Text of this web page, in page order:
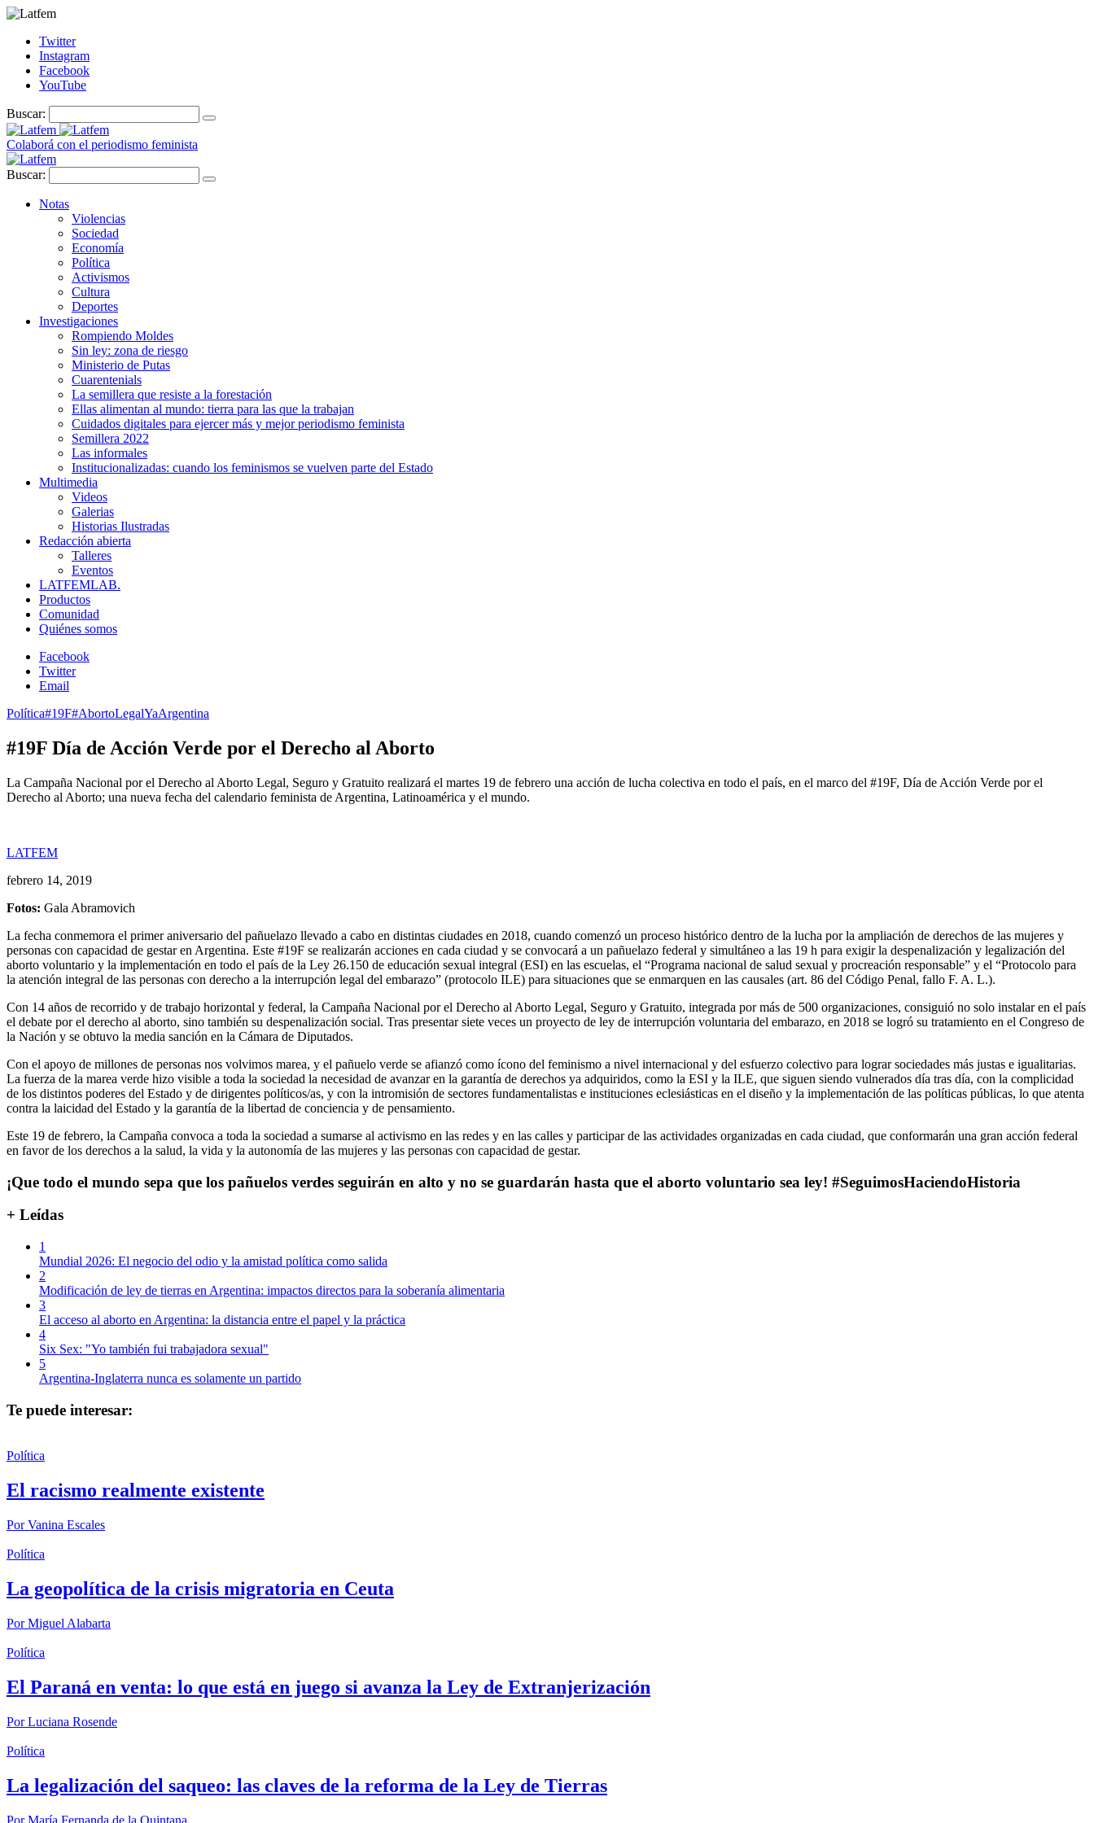
Twitter
Instagram
Facebook
YouTube
Buscar:
Colaborá con el periodismo feminista
Buscar:
Notas
Violencias
Sociedad
Economía
Política
Activismos
Cultura
Deportes
Investigaciones
Rompiendo Moldes
Sin ley: zona de riesgo
Ministerio de Putas
Cuarentenials
La semillera que resiste a la forestación
Ellas alimentan al mundo: tierra para las que la trabajan
Cuidados digitales para ejercer más y mejor periodismo feminista
Semillera 2022
Las informales
Institucionalizadas: cuando los feminismos se vuelven parte del Estado
Multimedia
Videos
Galerias
Historias Ilustradas
Redacción abierta
Talleres
Eventos
LATFEMLAB.
Productos
Comunidad
Quiénes somos
Facebook
Twitter
Email
Política#19F#AbortoLegalYaArgentina
#19F Día de Acción Verde por el Derecho al Aborto
La Campaña Nacional por el Derecho al Aborto Legal, Seguro y Gratuito realizará el martes 19 de febrero una acción de lucha colectiva en todo el país, en el marco del #19F, Día de Acción Verde por el
Derecho al Aborto; una nueva fecha del calendario feminista de Argentina, Latinoamérica y el mundo.
LATFEM
febrero 14, 2019
Fotos: Gala Abramovich
La fecha conmemora el primer aniversario del pañuelazo llevado a cabo en distintas ciudades en 2018, cuando comenzó un proceso histórico dentro de la lucha por la ampliación de derechos de las mujeres y
personas con capacidad de gestar en Argentina. Este #19F se realizarán acciones en cada ciudad y se convocará a un pañuelazo federal y simultáneo a las 19 h para exigir la despenalización y legalización del
aborto voluntario y la implementación en todo el país de la Ley 26.150 de educación sexual integral (ESI) en las escuelas, el “Programa nacional de salud sexual y procreación responsable” y el “Protocolo para
la atención integral de las personas con derecho a la interrupción legal del embarazo” (protocolo ILE) para situaciones que se enmarquen en las causales (art. 86 del Código Penal, fallo F. A. L.).
Con 14 años de recorrido y de trabajo horizontal y federal, la Campaña Nacional por el Derecho al Aborto Legal, Seguro y Gratuito, integrada por más de 500 organizaciones, consiguió no solo instalar en el país
el debate por el derecho al aborto, sino también su despenalización social. Tras presentar siete veces un proyecto de ley de interrupción voluntaria del embarazo, en 2018 se logró su tratamiento en el Congreso de
la Nación y se obtuvo la media sanción en la Cámara de Diputados.
Con el apoyo de millones de personas nos volvimos marea, y el pañuelo verde se afianzó como ícono del feminismo a nivel internacional y del esfuerzo colectivo para lograr sociedades más justas e igualitarias.
La fuerza de la marea verde hizo visible a toda la sociedad la necesidad de avanzar en la garantía de derechos ya adquiridos, como la ESI y la ILE, que siguen siendo vulnerados día tras día, con la complicidad
de los distintos poderes del Estado y de dirigentes políticos/as, y con la intromisión de sectores fundamentalistas e instituciones eclesiásticas en el diseño y la implementación de las políticas públicas, lo que atenta
contra la laicidad del Estado y la garantía de la libertad de conciencia y de pensamiento.
Este 19 de febrero, la Campaña convoca a toda la sociedad a sumarse al activismo en las redes y en las calles y participar de las actividades organizadas en cada ciudad, que conformarán una gran acción federal
en favor de los derechos a la salud, la vida y la autonomía de las mujeres y las personas con capacidad de gestar.
¡Que todo el mundo sepa que los pañuelos verdes seguirán en alto y no se guardarán hasta que el aborto voluntario sea ley! #SeguimosHaciendoHistoria
+ Leídas
1
Mundial 2026: El negocio del odio y la amistad política como salida
2
Modificación de ley de tierras en Argentina: impactos directos para la soberanía alimentaria
3
El acceso al aborto en Argentina: la distancia entre el papel y la práctica
4
Six Sex: "Yo también fui trabajadora sexual"
5
Argentina-Inglaterra nunca es solamente un partido
Te puede interesar:
Política
El racismo realmente existente
PorVanina Escales
Política
La geopolítica de la crisis migratoria en Ceuta
PorMiguel Alabarta
Política
El Paraná en venta: lo que está en juego si avanza la Ley de Extranjerización
PorLuciana Rosende
Política
La legalización del saqueo: las claves de la reforma de la Ley de Tierras
PorMaría Fernanda de la Quintana